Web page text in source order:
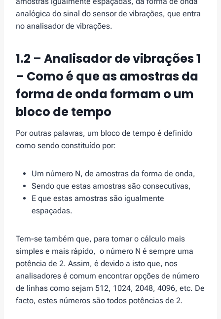
analógica do sinal do sensor de vibrações, que entra
no analisador de vibrações.
1.2 – Analisador de vibrações 1
– Como é que as amostras da
forma de onda formam o um
bloco de tempo
Por outras palavras, um bloco de tempo é definido
como sendo constituído por:
Um número N, de amostras da forma de onda,
Sendo que estas amostras são consecutivas,
E que estas amostras são igualmente
espaçadas.
Tem-se também que, para tornar o cálculo mais
simples e mais rápido, o número N é sempre uma
potência de 2. Assim, é devido a isto que, nos
analisadores é comum encontrar opções de número
de linhas como sejam 512, 1024, 2048, 4096, etc. De
facto, estes números são todos potências de 2.